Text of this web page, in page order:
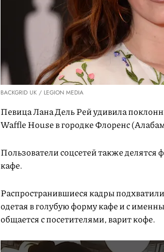
BACKGRID UK / LEGION MEDIA
Певица Лана Дель Рей удивила
Waffle House в городке Флоренс
Пользователи соцсетей также делятся
кафе.
Распространившиеся кадры
одетая в голубую форму кафе и с
общается с посетителями, варит кофе.